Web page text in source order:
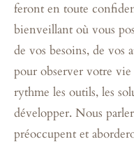
feront en toute
bienveillant où vous
de vos besoins, de vos
pour observer votre
rythme les outils, les
développer. Nous
préoccupent et